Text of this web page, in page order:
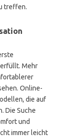
treffen.
Mehr
Online-
die auf
Die Suche
und
immer leicht